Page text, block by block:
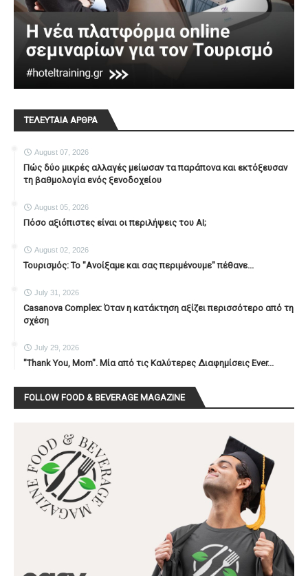
ΤΕΛΕΥΤΑΙΑ ΑΡΘΡΑ
August 07, 2026
Πώς δύο μικρές αλλαγές μείωσαν τα παράπονα και εκτόξευσαν
τη βαθμολογία ενός ξενοδοχείου
August 05, 2026
Πόσο αξιόπιστες είναι οι περιλήψεις του ΑΙ;
August 02, 2026
Τουρισμός: Το "Ανοίξαμε και σας περιμένουμε" πέθανε...
July 31, 2026
Casanova Complex: Όταν η κατάκτηση αξίζει περισσότερο από τη
σχέση
July 29, 2026
"Thank You, Mοm". Μία από τις Καλύτερες Διαφημίσεις Ever...
FOLLOW FOOD & BEVERAGE MAGAZINE